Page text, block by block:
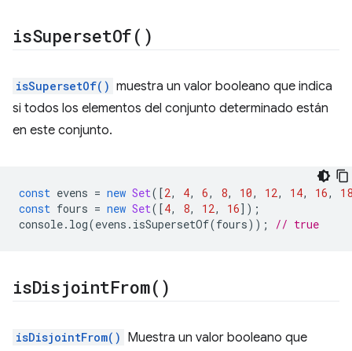
isSupersetOf( )
isSupersetOf() muestra un valor booleano que indica
si todos los elementos del conjunto determinado están
en este conjunto.
const evens = new Set([2, 4, 6, 8, 10, 12, 14, 16,
18
const fours = new Set([4, 8, 12, 16]);
console. log(evens . isSupersetOf(fours)); // true
isDisjointFrom( )
isDisjointFrom() Muestra un valor booleano que